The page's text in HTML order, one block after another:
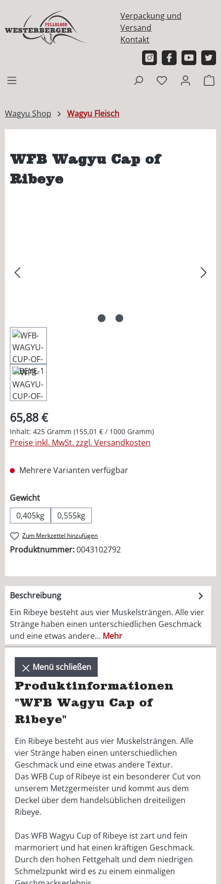
Verpackung und
Versand
Kontakt
Wagyu Shop Wagyu Fleisch
WFB Wagyu Cap of
Ribeye
65,88 €
Inhalt: 425 Gramm (155,01 € / 1000 Gramm)
Preise inkl. MwSt. zzgl. Versandkosten
Mehrere Varianten verfügbar
Gewichtauswählen
0,405kg
0,555kg
Zum Merkzettel hinzufügen
Produktnummer:0043102792
Beschreibung
Ein Ribeye besteht aus vier Muskelsträngen. Alle vier
Stränge haben einen unterschiedlichen Geschmack
und eine etwas andere… Mehr
Menü schließen
Produktinformationen
"WFB Wagyu Cap of
Ribeye"
Ein Ribeye besteht aus vier Muskelsträngen. Alle
vier Stränge haben einen unterschiedlichen
Geschmack und eine etwas andere Textur.
Das WFB Cup of Ribeye ist ein besonderer Cut von
unserem Metzgermeister und kommt aus dem
Deckel über dem handelsüblichen dreiteiligen
Ribeye.
Das WFB Wagyu Cup of Ribeye ist zart und fein
marmoriert und hat einen kräftigen Geschmack.
Durch den hohen Fettgehalt und dem niedrigen
Schmelzpunkt wird es zu einem einmaligen